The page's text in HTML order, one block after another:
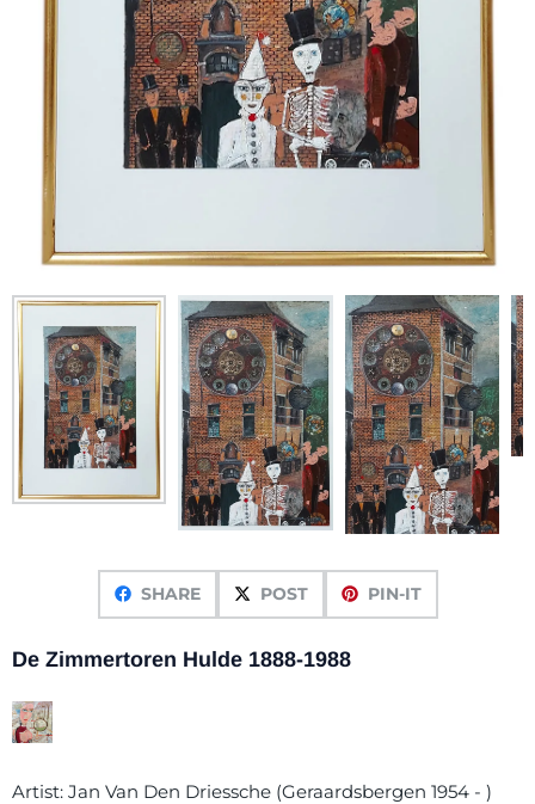
SHARE POST PIN-IT
De Zimmertoren Hulde 1888-1988
Artist: Jan Van Den Driessche (Geraardsbergen 1954 - )